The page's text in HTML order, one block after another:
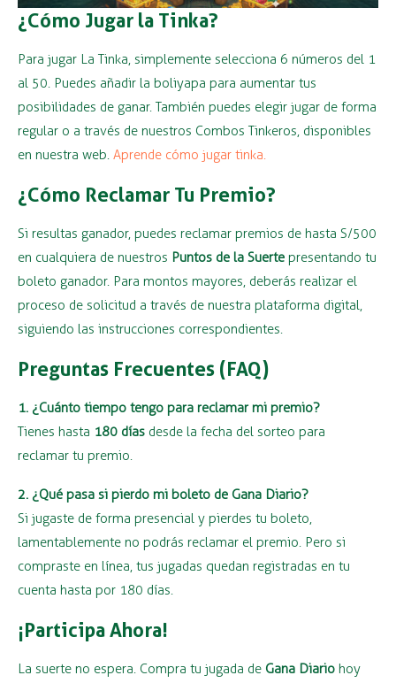
¿Cómo Jugar la Tinka?
Para jugar La Tinka, simplemente selecciona 6 números del 1
al 50. Puedes añadir la boliyapa para aumentar tus
posibilidades de ganar. También puedes elegir jugar de forma
regular o a través de nuestros Combos Tinkeros, disponibles
en nuestra web. Aprende cómo jugar tinka.
¿Cómo Reclamar Tu Premio?
Si resultas ganador, puedes reclamar premios de hasta S/500
en cualquiera de nuestros Puntos de la Suerte presentando tu
boleto ganador. Para montos mayores, deberás realizar el
proceso de solicitud a través de nuestra plataforma digital,
siguiendo las instrucciones correspondientes.
Preguntas Frecuentes (FAQ)
1. ¿Cuánto tiempo tengo para reclamar mi premio?
Tienes hasta 180 días desde la fecha del sorteo para
reclamar tu premio.
2. ¿Qué pasa si pierdo mi boleto de Gana Diario?
Si jugaste de forma presencial y pierdes tu boleto,
lamentablemente no podrás reclamar el premio. Pero si
compraste en línea, tus jugadas quedan registradas en tu
cuenta hasta por 180 días.
¡Participa Ahora!
La suerte no espera. Compra tu jugada de Gana Diario hoy